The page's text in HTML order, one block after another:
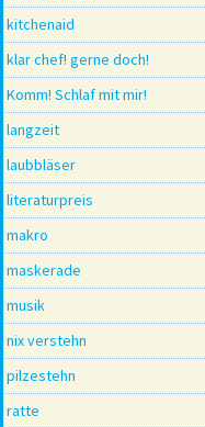
kitchenaid
klar chef! gerne doch!
Komm! Schlaf mit mir!
langzeit
laubbläser
literaturpreis
makro
maskerade
musik
nix verstehn
pilzestehn
ratte